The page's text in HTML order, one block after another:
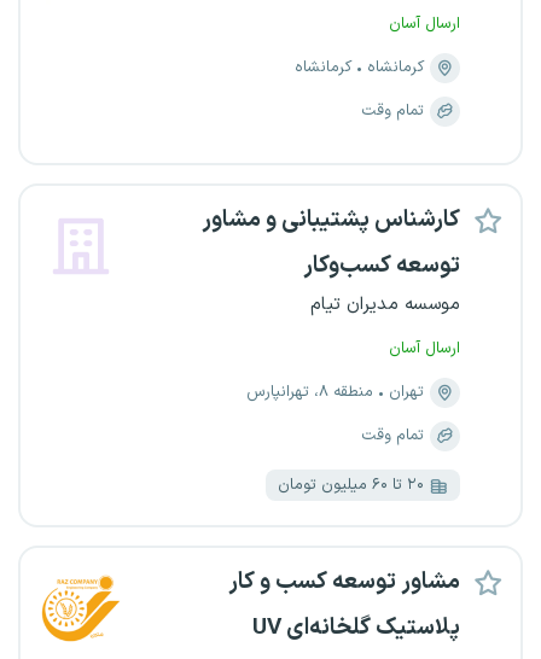
ارسال آسان
کرمانشاه
کرمانشاه
تمام وقت
کارشناس پشتیبانی و مشاور
توسعه کسب‌وکار
موسسه مدیران تیام
ارسال آسان
تهران
منطقه ۸، تهرانپارس
تمام وقت
۲۰ تا ۶۰ میلیون تومان
مشاور توسعه کسب‌ و کار
پلاستیک گلخانه‌ای UV